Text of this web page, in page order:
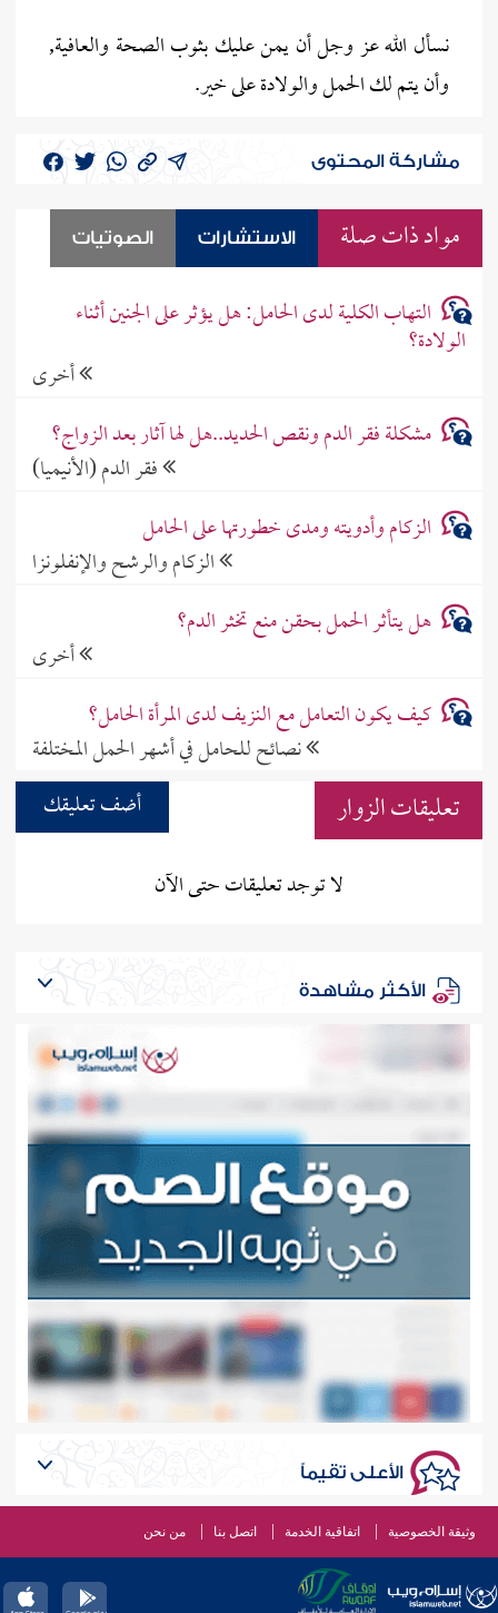
نسأل الله عز وجل أن يمن عليك بثوب الصحة والعافية,
وأن يتم لك الحمل والولادة على خير.
مشاركة المحتوى
مواد ذات صلة الاستشارات الصوتيات
التهاب الكلية لدى الحامل: هل يؤثر على الجنين أثناء
الولادة؟
أخرى
مشكلة فقر الدم ونقص الحديد..هل لها آثار بعد الزواج؟
فقر الدم (الأنيميا)
الزكام وأدويته ومدى خطورتها على الحامل
الزكام والرشح والإنفلونزا
هل يتأثر الحمل بحقن منع تخثر الدم؟
أخرى
كيف يكون التعامل مع النزيف لدى المرأة الحامل؟
نصائح للحامل في أشهر الحمل المختلفة
تعليقات الزوار
أضف تعليقك
لا توجد تعليقات حتى الآن
الأكثر مشاهدة
الأعلى تقيماً
وثيقة الخصوصية اتفاقية الخدمة اتصل بنا من نحن